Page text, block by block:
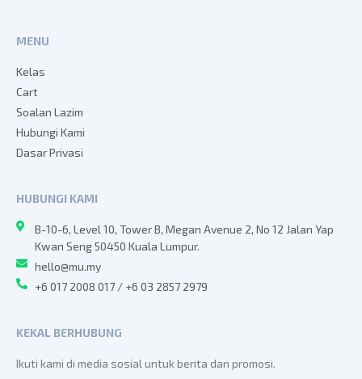
KEKAL BERHUBUNG
Ikuti kami di media sosial untuk berita dan promosi.
HUBUNGI KAMI
B-10-6, Level 10, Tower B, Megan Avenue 2, No 12 Jalan Yap
Kwan Seng 50450 Kuala Lumpur.
hello@mu.my
+6 017 2008 017 / +6 03 2857 2979
MENU
Kelas
Cart
Soalan Lazim
Hubungi Kami
Dasar Privasi